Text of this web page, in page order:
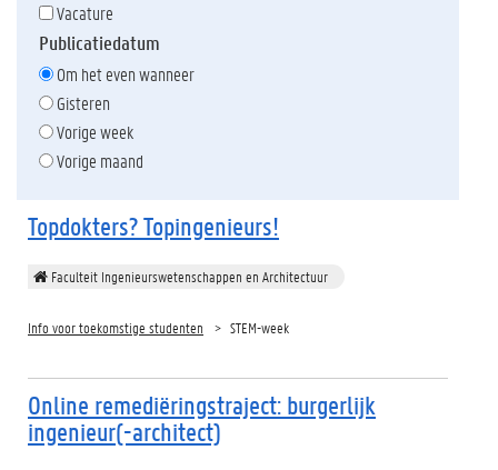
Vacature
Publicatiedatum
Om het even wanneer
Gisteren
Vorige week
Vorige maand
Topdokters? Topingenieurs!
Faculteit Ingenieurswetenschappen en Architectuur
Info voor toekomstige studenten STEM-week
Online remediëringstraject: burgerlijk
ingenieur(-architect)